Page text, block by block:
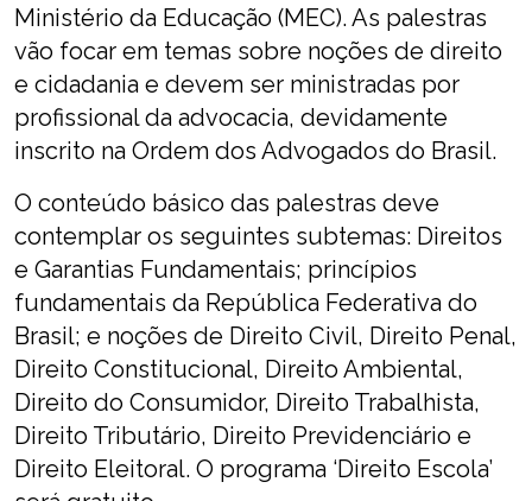
Ministério da Educação (MEC). As palestras
vão focar em temas sobre noções de direito
e cidadania e devem ser ministradas por
profissional da advocacia, devidamente
inscrito na Ordem dos Advogados do Brasil.
O conteúdo básico das palestras deve
contemplar os seguintes subtemas: Direitos
e Garantias Fundamentais; princípios
fundamentais da República Federativa do
Brasil; e noções de Direito Civil, Direito Penal,
Direito Constitucional, Direito Ambiental,
Direito do Consumidor, Direito Trabalhista,
Direito Tributário, Direito Previdenciário e
Direito Eleitoral. O programa ‘Direito Escola’